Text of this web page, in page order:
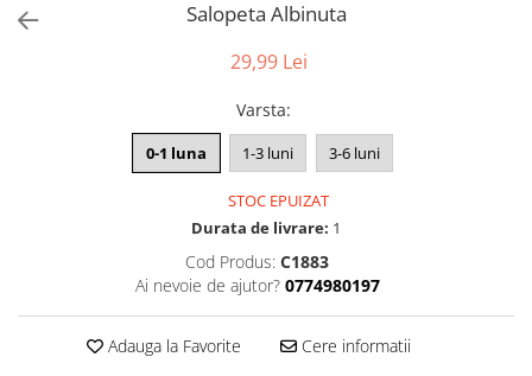
Salopeta Albinuta
29,99 Lei
Varsta:
0-1 luna 1-3 luni 3-6 luni
STOC EPUIZAT
Durata de livrare: 1
Cod Produs: C1883
Ai nevoie de ajutor? 0774980197
Adauga la Favorite Cere informatii